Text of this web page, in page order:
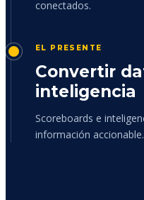
conectados.
EL PRESENTE
Convertir
inteligencia
Scoreboards e
información accionable.